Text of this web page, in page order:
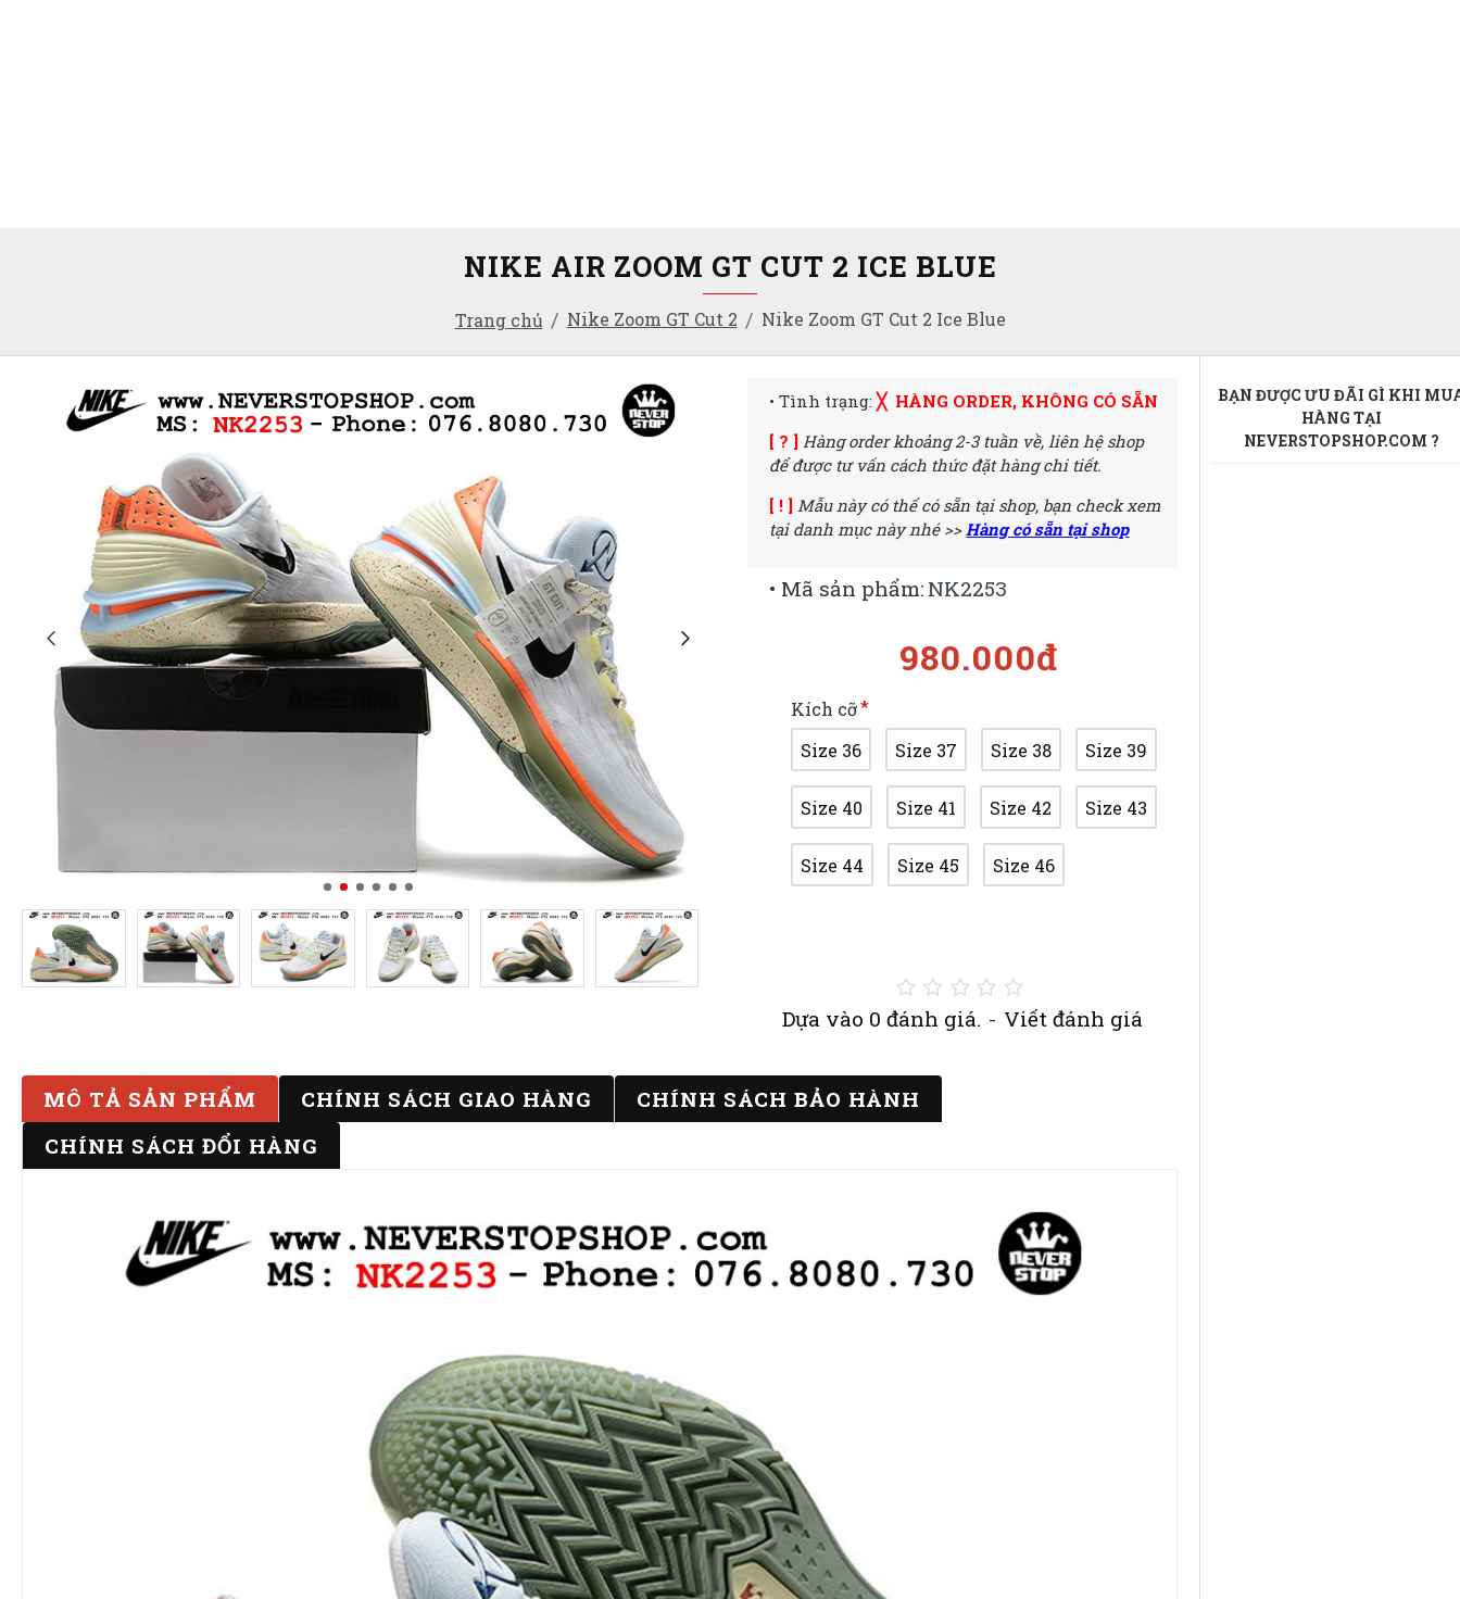
Trang chủ Nike Zoom GT Cut 2 Nike Zoom GT Cut 2 Ice Blue
NIKE AIR ZOOM GT CUT 2 ICE BLUE
Dựa vào 0 đánh giá. - Viết đánh giá
980.000đ
• Mã sản phẩm: NK2253
Kích cỡ
Size 36
Size 37 Size 38 Size 39
Size 40 Size 41 Size 42 Size 43
Size 44 Size 45 Size 46
• Tình trạng:╳ HÀNG ORDER, KHÔNG CÓ SẴN
[ ? ] Hàng order khoảng 2-3 tuần về,liên hệ shop
để được tư vấn cách thức đặt hàng chi tiết.
[ ! ] Mẫu này có thể có sẵn tại shop, bạn check xem
tại danh mục này nhé >>Hàng có sẵn tại shop
MÔ TẢ SẢN PHẨM CHÍNH SÁCH GIAO HÀNG
CHÍNH SÁCH BẢO HÀNH
CHÍNH SÁCH ĐỔI HÀNG
BẠN ĐƯỢC ƯU ĐÃI GÌ KHI
HÀNG TẠI
NEVERSTOPSHOP.COM ?